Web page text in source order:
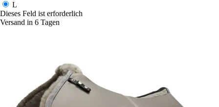
L
Dieses Feld ist erforderlich
Versand in 6 Tagen